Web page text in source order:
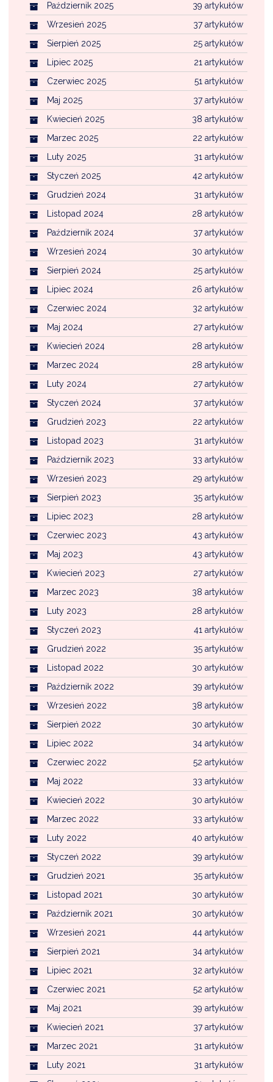
39 artykułów
Październik 2025
37 artykułów
Wrzesień 2025
25 artykułów
Sierpień 2025
21 artykułów
Lipiec 2025
51 artykułów
Czerwiec 2025
37 artykułów
Maj 2025
38 artykułów
Kwiecień 2025
22 artykułów
Marzec 2025
31 artykułów
Luty 2025
42 artykułów
Styczeń 2025
31 artykułów
Grudzień 2024
28 artykułów
Listopad 2024
37 artykułów
Październik 2024
30 artykułów
Wrzesień 2024
25 artykułów
Sierpień 2024
26 artykułów
Lipiec 2024
32 artykułów
Czerwiec 2024
27 artykułów
Maj 2024
28 artykułów
Kwiecień 2024
28 artykułów
Marzec 2024
27 artykułów
Luty 2024
37 artykułów
Styczeń 2024
22 artykułów
Grudzień 2023
31 artykułów
Listopad 2023
33 artykułów
Październik 2023
29 artykułów
Wrzesień 2023
35 artykułów
Sierpień 2023
28 artykułów
Lipiec 2023
43 artykułów
Czerwiec 2023
43 artykułów
Maj 2023
27 artykułów
Kwiecień 2023
38 artykułów
Marzec 2023
28 artykułów
Luty 2023
41 artykułów
Styczeń 2023
35 artykułów
Grudzień 2022
30 artykułów
Listopad 2022
39 artykułów
Październik 2022
38 artykułów
Wrzesień 2022
30 artykułów
Sierpień 2022
34 artykułów
Lipiec 2022
52 artykułów
Czerwiec 2022
33 artykułów
Maj 2022
30 artykułów
Kwiecień 2022
33 artykułów
Marzec 2022
40 artykułów
Luty 2022
39 artykułów
Styczeń 2022
35 artykułów
Grudzień 2021
30 artykułów
Listopad 2021
30 artykułów
Październik 2021
44 artykułów
Wrzesień 2021
34 artykułów
Sierpień 2021
32 artykułów
Lipiec 2021
52 artykułów
Czerwiec 2021
39 artykułów
Maj 2021
37 artykułów
Kwiecień 2021
31 artykułów
Marzec 2021
31 artykułów
Luty 2021